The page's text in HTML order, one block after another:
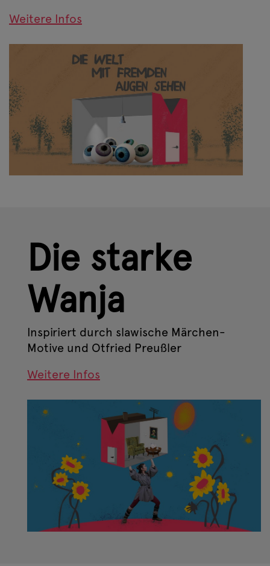
Weitere Infos
Die starke
Wanja
Inspiriert durch slawische Märchen-
Motive und Otfried Preußler
Weitere Infos